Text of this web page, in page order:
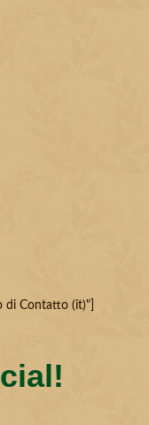
Contatto (it)"]